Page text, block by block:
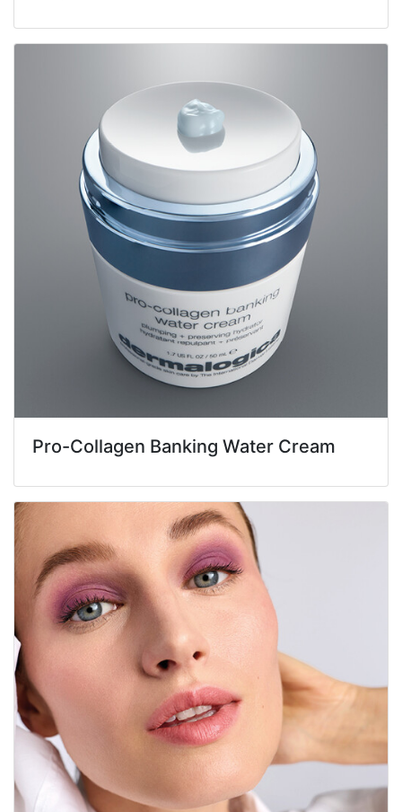
Pro-Collagen Banking Water Cream